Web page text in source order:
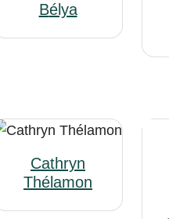
Bélya
Cathryn
Thélamon